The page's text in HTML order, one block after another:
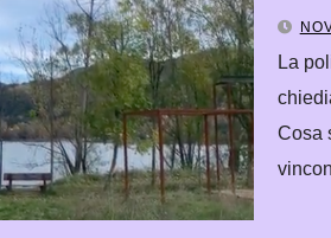
La
Cosa